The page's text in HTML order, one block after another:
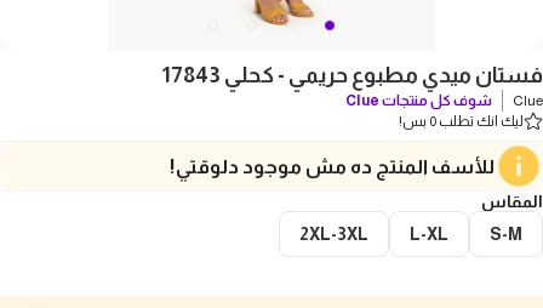
فستان ميدي مطبوع حريمي - كحلي 17843
Clue شوف كل منتجات Clue
ليك انك تطلب 0 بس!
للأسف المنتج ده مش موجود دلوقتي!
المقاس
S-M
L-XL
2XL-3XL